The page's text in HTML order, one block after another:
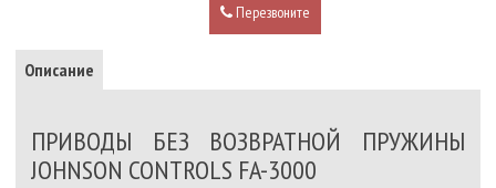
Перезвоните
Описание
ПРИВОДЫ БЕЗ ВОЗВРАТНОЙ ПРУЖИНЫ
JOHNSON CONTROLS FA-3000